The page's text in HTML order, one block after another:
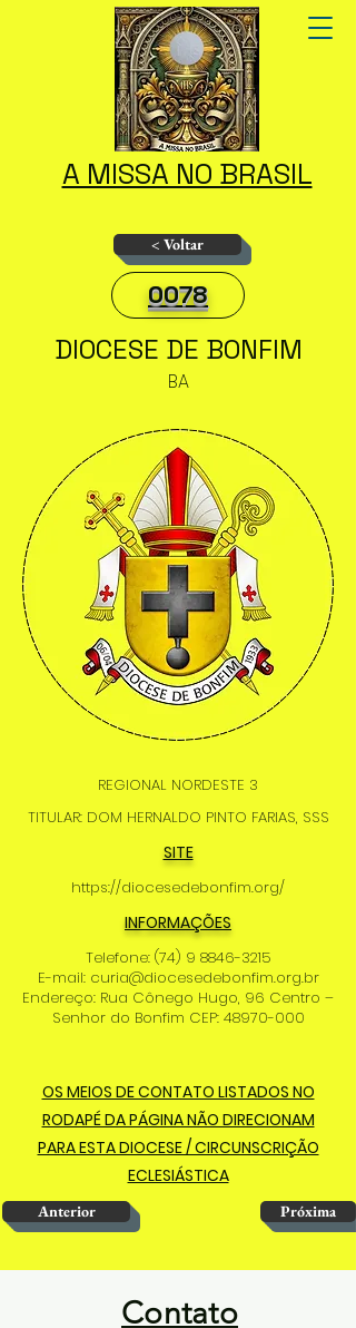
A MISSA NO BRASIL
< Voltar
0078
DIOCESE DE BONFIM
BA
REGIONAL NORDESTE 3
TITULAR: DOM HERNALDO PINTO FARIAS, SSS
SITE
https://diocesedebonfim.org/
INFORMAÇÕES
Telefone: (74) 9 8846-3215
E-mail: curia@diocesedebonfim.org.br
Endereço: Rua Cônego Hugo, 96 Centro –
Senhor do Bonfim CEP: 48970-000
OS MEIOS DE CONTATO LISTADOS NO
RODAPÉ DA PÁGINA NÃO DIRECIONAM
PARA ESTA DIOCESE / CIRCUNSCRIÇÃO
ECLESIÁSTICA
Anterior Próxima
Contato